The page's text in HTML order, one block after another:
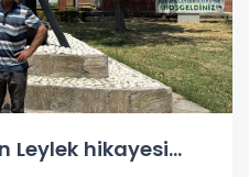
Leylek hikayesi...